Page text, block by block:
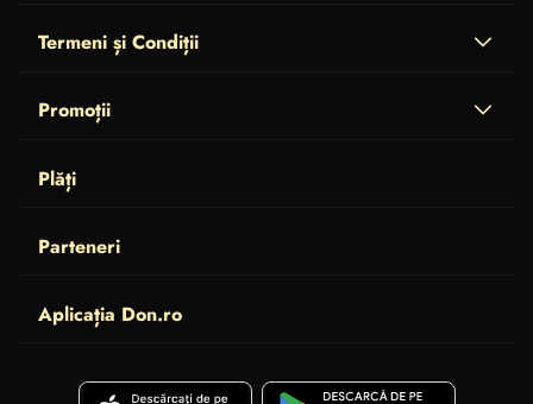
Termeni și Condiții
Promoții
Plăți
Parteneri
Aplicația Don.ro